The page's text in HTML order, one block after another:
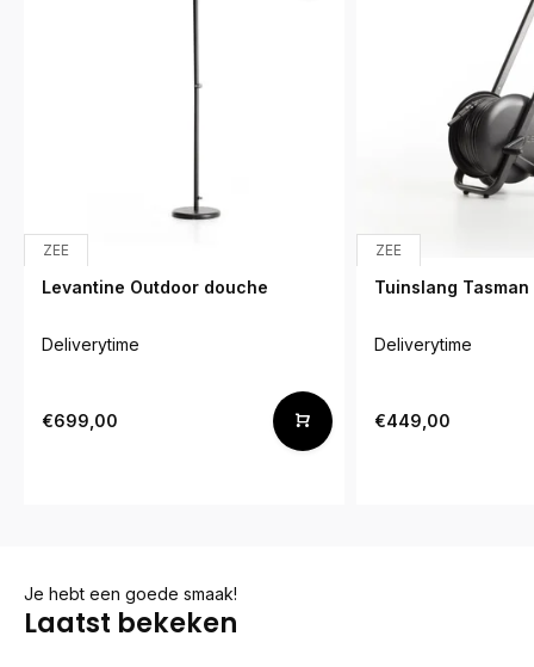
ZEE
Levantine Outdoor douche
Deliverytime
€699,00
ZEE
Tuinslang
Deliverytime
€449,00
Je hebt een goede smaak!
Laatst bekeken